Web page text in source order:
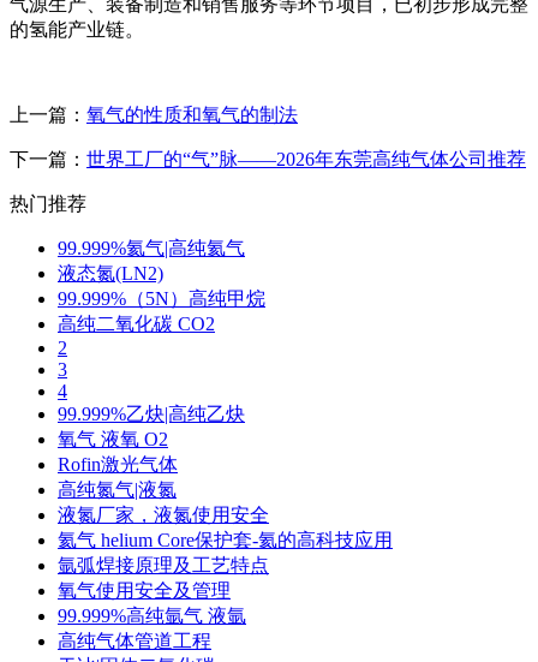
的氢能产业链。
上一篇： 氧气的性质和氧气的制法
下一篇： 世界工厂的“气”脉——2026年东莞高纯气体公司推荐
热门推荐
99.999%氦气|高纯氦气
液态氮(LN2)
99.999%（5N）高纯甲烷
高纯二氧化碳 CO2
2
3
4
99.999%乙炔|高纯乙炔
氧气 液氧 O2
Rofin激光气体
高纯氮气|液氮
液氮厂家，液氮使用安全
氦气 helium Core保护套-氦的高科技应用
氩弧焊接原理及工艺特点
氧气使用安全及管理
99.999%高纯氩气 液氩
高纯气体管道工程